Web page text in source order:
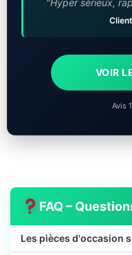
VOIR
Avis
FAQ –
Les pièces d'occasion